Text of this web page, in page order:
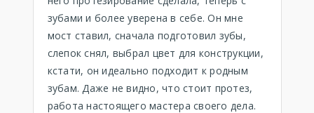
зубами и более уверена в себе. Он мне
мост ставил, сначала подготовил зубы,
слепок снял, выбрал цвет для конструкции,
кстати, он идеально подходит к родным
зубам. Даже не видно, что стоит протез,
работа настоящего мастера своего дела.